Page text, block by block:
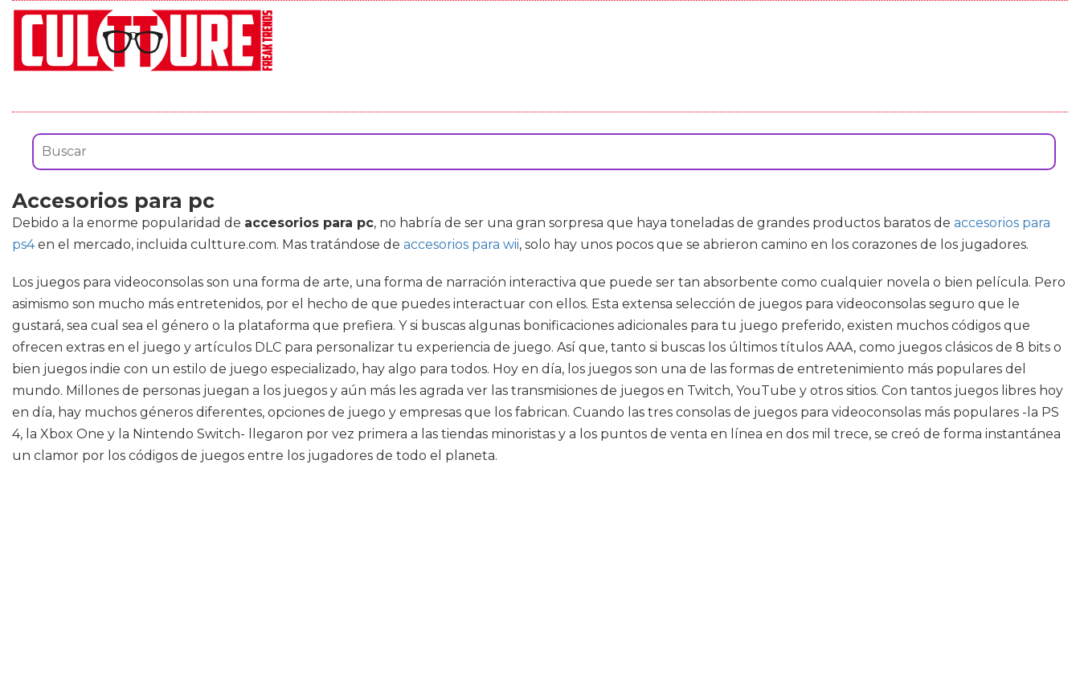
Accesorios para pc
Debido a la enorme popularidad de accesorios para pc, no habría de ser una gran sorpresa que haya toneladas de grandes productos baratos de accesorios para
ps4en el mercado, incluida cultture.com. Mas tratándose de accesorios para wii, solo hay unos pocos que se abrieron camino en los corazones de los jugadores.
Los juegos para videoconsolas son una forma de arte, una forma de narración interactiva que puede ser tan absorbente como cualquier novela o bien película. Pero
asimismo son mucho más entretenidos, por el hecho de que puedes interactuar con ellos. Esta extensa selección de juegos para videoconsolas seguro que le
gustará, sea cual sea el género o la plataforma que prefiera. Y si buscas algunas bonificaciones adicionales para tu juego preferido, existen muchos códigos que
ofrecen extras en el juego y artículos DLC para personalizar tu experiencia de juego. Así que, tanto si buscas los últimos títulos AAA, como juegos clásicos de 8 bits o
bien juegos indie con un estilo de juego especializado, hay algo para todos. Hoy en día, los juegos son una de las formas de entretenimiento más populares del
mundo. Millones de personas juegan a los juegos y aún más les agrada ver las transmisiones de juegos en Twitch, YouTube y otros sitios. Con tantos juegos libres hoy
en día, hay muchos géneros diferentes, opciones de juego y empresas que los fabrican. Cuando las tres consolas de juegos para videoconsolas más populares -la PS
4, la Xbox One y la Nintendo Switch- llegaron por vez primera a las tiendas minoristas y a los puntos de venta en línea en dos mil trece, se creó de forma instantánea
un clamor por los códigos de juegos entre los jugadores de todo el planeta.